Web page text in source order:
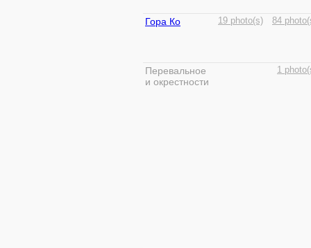
Гора Ко 19 photo(s) 84
Перевальное
и окрестности
1